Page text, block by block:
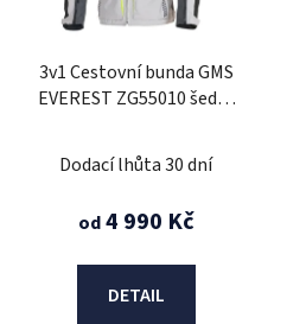
3v1 Cestovní bunda GMS
EVEREST ZG55010 šedo-
Dodací lhůta 30 dní
od4 990 Kč
DETAIL